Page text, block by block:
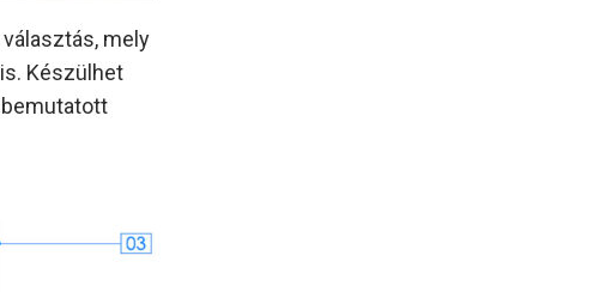
mely
Készülhet
bemutatott